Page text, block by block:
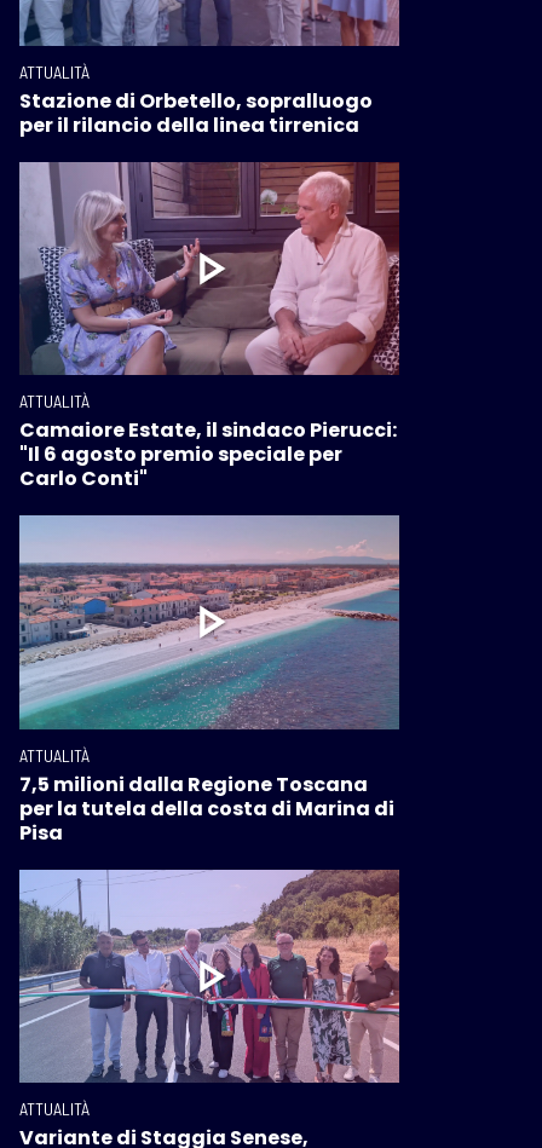
ATTUALITÀ
Stazione di Orbetello, sopralluogo
per il rilancio della linea tirrenica
ATTUALITÀ
Camaiore Estate, il sindaco Pierucci:
"Il 6 agosto premio speciale per
Carlo Conti"
ATTUALITÀ
7,5 milioni dalla Regione Toscana
per la tutela della costa di Marina di
Pisa
ATTUALITÀ
Variante di Staggia Senese,